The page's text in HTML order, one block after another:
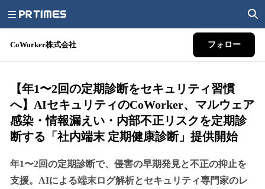
CoWorker株式会社 フォロー
【年1〜2回の定期診断をセキュリティ習慣
へ】AIセキュリティのCoWorker、マルウェア
感染・情報漏えい・内部不正リスクを定期診
断する「社内端末 定期健康診断」提供開始
年1〜2回の定期診断で、侵害の早期発見と不正の抑止を
支援。AIによる端末ログ解析とセキュリティ専門家のレ